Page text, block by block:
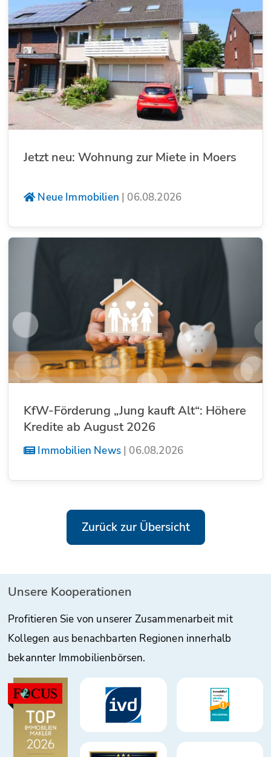
Jetzt neu: Wohnung zur Miete in Moers
Neue Immobilien | 06.08.2026
KfW-Förderung „Jung kauft Alt“: Höhere
Kredite ab August 2026
Immobilien News| 06.08.2026
Zurück zur Übersicht
Unsere Kooperationen
Profitieren Sie von unserer Zusammenarbeit mit
Kollegen aus benachbarten Regionen innerhalb
bekannter Immobilienbörsen.